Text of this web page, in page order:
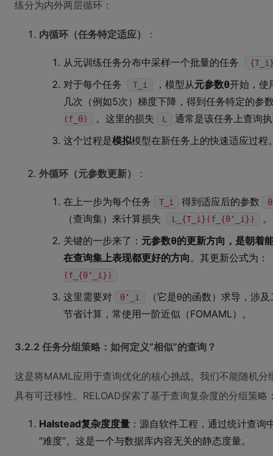
练分为内外两层循环：
内循环（任务特定适应） ：
从元训练任务分布中采样一个批量的任务
对于每个任务 T_i ，模型从元参数θ开始，使
几次（例如5次）梯度下降，得到任务特定的参
(f_θ) 。这里的损失 L
通常是该任务上查询
这个过程是模拟模型在新任务上的快速适应过程
外循环（元参数更新） ：
在上一步为每个任务 T_i 得到适应后的参数
（查询集）来计算损失 L_{T_i}(f_{θ‘_i})
。
关键的一步来了： 元参数θ的更新方向，是朝着
在查询集上表现都更好的方向。其更新公式为：
(f_{θ‘_i})
这里需要对 θ‘_i
（它是θ的函数）求导，涉
节省计算，常使用一阶近似（FOMAML）。
3.2.2 任务分组策略：如何定义“相似”的查询？
这是将MAML应用于查询优化的核心挑战。我们不能随机
具有可迁移性。RELOAD探索了基于查询复杂度的分组策略
Halstead复杂度度量 ：源自软件工程，通过统计查询
“难度”。这是一个与数据库内容无关的静态度量。